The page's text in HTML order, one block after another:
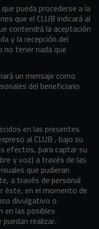
pueda procederse a la
que el CLUB indicará al
contendrá la aceptación
y la recepción del
tener nada que
un mensaje como
del beneficiario
en las presentes
al CLUB , bajo su
efectos, para captar su
y voz) a través de las
que pudieran
a través de personal
éste, en el momento de
divulgativo o
en las posibles
realizar.